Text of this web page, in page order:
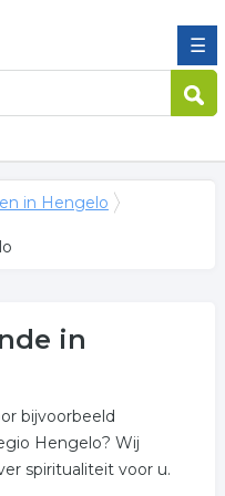
☰
in Hengelo
in
bijvoorbeeld
Hengelo? Wij
spiritualiteit voor u.